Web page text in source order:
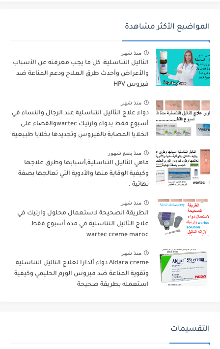
المواضيع الأكثر مشاهدة
منذ شهر
الثآليل التناسلية: كل ما يجب معرفته عن الأسباب
والأعراض وأحدث طرق العلاج ودعم المناعة ضد
فيروس HPV
منذ شهر
دواء علاج الثآليل التناسلية عند الرجال والنساء في
أسبوع فقط بدواء وارتيك wartecوالقضاء على
الخلايا المصابة بالفيروس وتجديدها بخلايا طبيعية
منذ بضع شهور
ماهي الثآليل التناسلية,أسبابها وطرق علاجها
وكيفية الوقاية منها والأدوية التي تعالجها بصفة
نهائية .
منذ شهر
الطريقة الصحيحة لاستعمال محلول وارتيك في
علاج الثآليل التناسلية في مدة أسبوع فقط
wartec creme maroc
منذ شهر
Aldara creme دواء ألدارا لعلاج التاليل التناسلية
وتقوية المناعة ضد فيروس الورم الحليمي وكيفية
استعمله بطريقة صحيحة
التقسيمات